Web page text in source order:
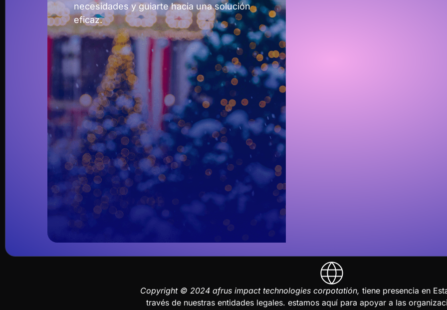
necesidades y guiarte hacia una solución
eficaz.
Copyright © 2024 afrus impact technologies corpotatión, tiene presencia en
través de nuestras entidades legales. estamos aquí para apoyar a las